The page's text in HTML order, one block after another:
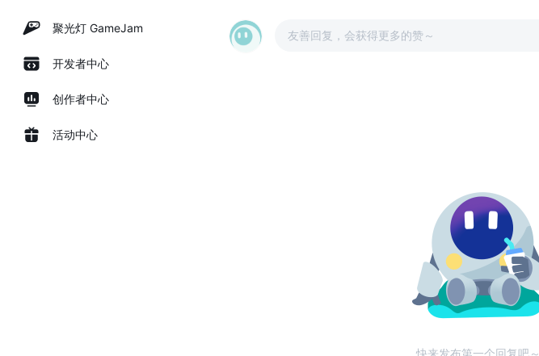
聚光灯 GameJam
开发者中心
创作者中心
活动中心
友善回复，会获得更多的赞～
快来发布第一个回复吧～